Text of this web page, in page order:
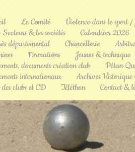
Le Comité
Violence dans le sport
& les sociétés
Calendrier 2026
départemental
Chancellerie
Formations
Jeunes & technique
documents création club
Pétan
internationaux
Archives
clubs et CD
Téléthon Contact &